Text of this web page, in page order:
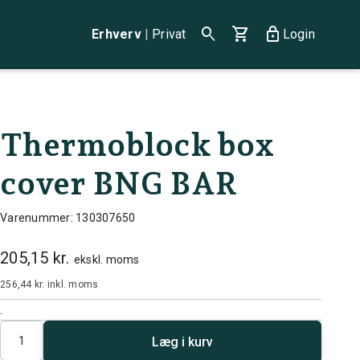
Erhverv | Privat search shopping_cart lock Login
Thermoblock box
cover BNG BAR
Varenummer: 130307650
205,15 kr. ekskl. moms
256,44 kr. inkl. moms
.
Antal
Læg i kurv